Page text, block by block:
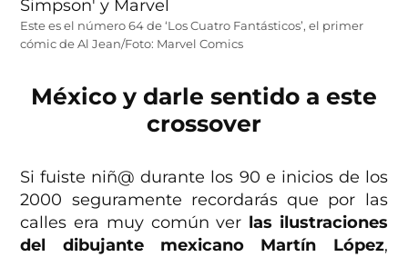
Este es el número 64 de ‘Los Cuatro Fantásticos’, el primer
cómic de Al Jean/Foto: Marvel Comics
México y darle sentido a este
crossover
Si fuiste niñ@ durante los 90 e inicios de los
2000 seguramente recordarás que por las
calles era muy común ver las ilustraciones
del dibujante mexicano Martín López,